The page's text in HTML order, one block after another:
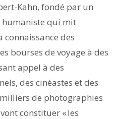
Kahn, fondé par un
qui mit
connaissance des
bourses de voyage à des
appel à des
des cinéastes et des
de photographies
constituer « les